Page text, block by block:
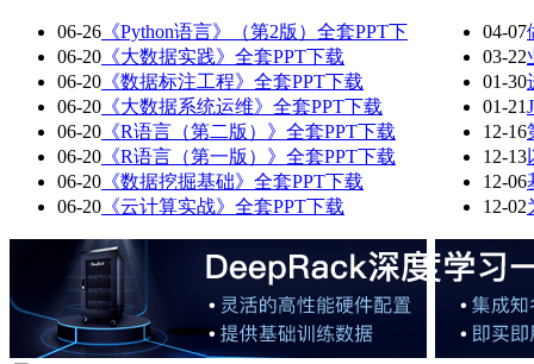
06-26 《Python语言》（第2版）全套PPT下
06-20 《大数据实践》全套PPT下载
06-20 《数据标注工程》全套PPT下载
06-20 《大数据系统运维》全套PPT下载
06-20 《R语言（第二版）》全套PPT下载
06-20 《R语言（第一版）》全套PPT下载
06-20 《数据挖掘基础》全套PPT下载
06-20 《云计算实战》全套PPT下载
04-07
03-22
01-30
01-21
12-16
12-13
12-06
12-02